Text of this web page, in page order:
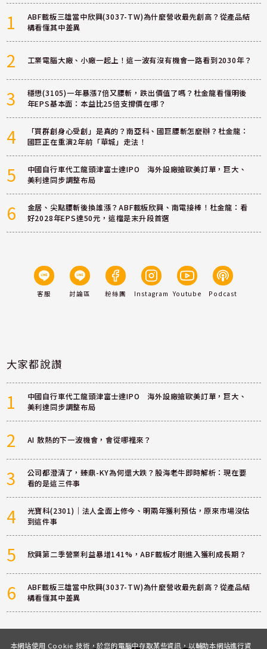
1
ABF載板三雄當中欣興(3037-TW)為什麼營收最先創高？從產品結
構看懂其中差異
2 工業電腦大廠、小廠一起上！這一波有沒有機會一路看到2030年？
3
穩懋(3105)一年暴漲7倍又腰斬，跌出價值了嗎？杜金龍看懂明後
年EPS基本面：本益比25倍支撐價在哪？
4
「買群創身心受創」是真的？南亞科、國巨腰斬怎麼辦？杜金龍：
國巨正在重演2年前「華城」走法！
5
中國自行車代工龍頭津富士達IPO 海外設廠搶歐美訂單，巨大、
美利達同步調整布局
6
金居、尖點腰斬後換誰漲？ABF載板欣興、南電接棒！杜金龍：看
好2028年EPS達50元，這檔是末升段首選
客服 討論區 粉絲團 Instagram Youtube Podcast
大家都說讚
1
中國自行車代工龍頭津富士達IPO 海外設廠搶歐美訂單，巨大、
美利達同步調整布局
2 AI 散熱的下一波機會，會從哪裡來？
3
公司都澄清了，臻鼎-KY為何還大跌？股海老牛即時解析：現在要
看的是這三件事
4
光寶科(2301)｜法人全面上修今、明兩年獲利預估，原來市場沒估
到這件事
5 欣興第二季營業利益暴增141%，ABF載板才剛進入獲利成長期？
6
ABF載板三雄當中欣興(3037-TW)為什麼營收最先創高？從產品結
構看懂其中差異
本網站使用 Cookie 技術，於您的電腦中存取某些資訊，以輔助本網站進行資